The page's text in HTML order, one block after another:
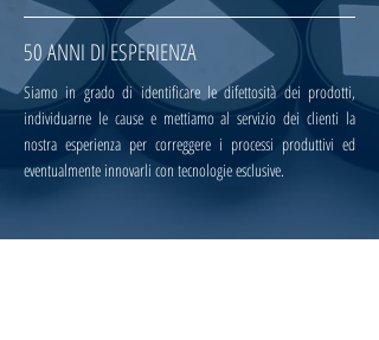
50 ANNI DI ESPERIENZA
Siamo in grado di identificare le difettosità dei prodotti,
individuarne le cause e mettiamo al servizio dei clienti la
nostra esperienza per correggere i processi produttivi ed
eventualmente innovarli con tecnologie esclusive.